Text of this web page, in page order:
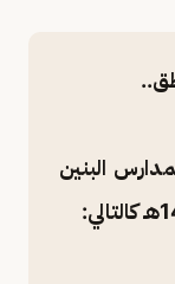
البنين